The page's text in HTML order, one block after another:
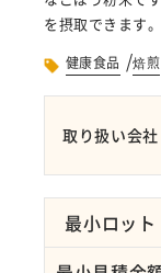
を摂取できます。
健康食品 /焙煎
取り扱い会社
最小ロット